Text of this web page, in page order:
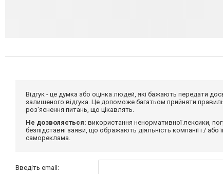
Відгук - це думка або оцінка людей, які бажають передати
залишеного відгука. Це допоможе багатьом прийняти
роз'яснення питань, що цікавлять.
Не дозволяється: використання ненормативної лексики,
безпідставні заяви, що ображають діяльність компанії і /
самореклама.
Введіть email: